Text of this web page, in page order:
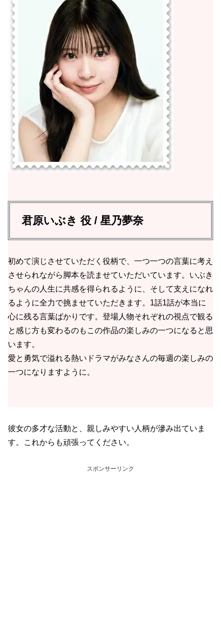
君原いぶき 役 / 星乃夢奈
初めて演じさせていただく役柄で、一つ一つの言葉に考え
させられながら脚本を読ませていただいています。いぶき
ちゃんの人生に共感を得られるように、そして支えになれ
るように全力で挑ませていただきます。1話1話が本当に
心に残る言葉ばかりです。登場人物それぞれの視点で観る
と感じ方も変わるのもこの作品の楽しみの一つになると思
います。
愛と勇気で溢れる熱いドラマがみなさんの毎週の楽しみの
一つになりますように。
彼女の多才な活動と、親しみやすい人柄が滲み出ていま
す。これからも頑張ってください。
スポンサーリンク